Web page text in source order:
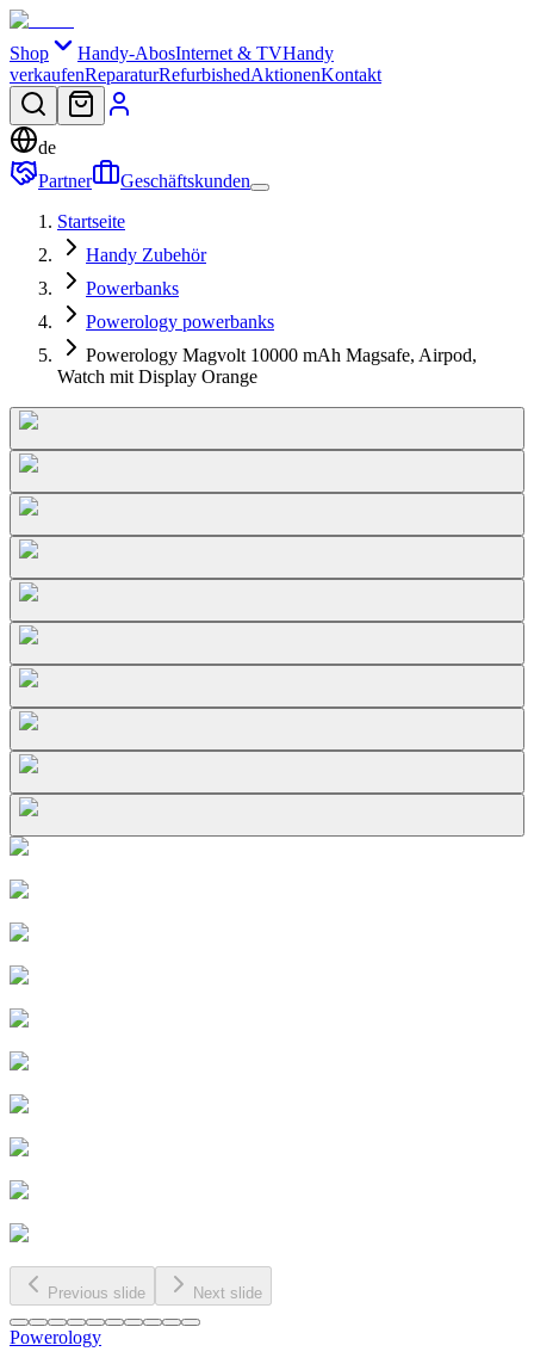
Shop Handy-AbosInternet & TVHandy
verkaufenReparaturRefurbishedAktionenKontakt
de
Partner
Geschäftskunden
Startseite
Handy Zubehör
Powerbanks
Powerology powerbanks
Powerology Magvolt 10000 mAh Magsafe, Airpod,
Watch mit Display Orange
Previous slide Next slide
Powerology